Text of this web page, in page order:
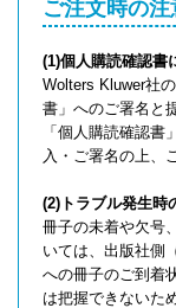
ご注文時の
(1)個人購読確認書
Wolters Kluwer社
書」へのご署名と
「個人購読確認
入・ご署名の上、
(2)トラブル発生時
冊子の未着や欠号
いては、出版社側
への冊子のご到着
は把握できないた